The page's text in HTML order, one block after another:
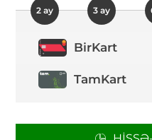
2 ay 3 ay
BirKart
TamKart